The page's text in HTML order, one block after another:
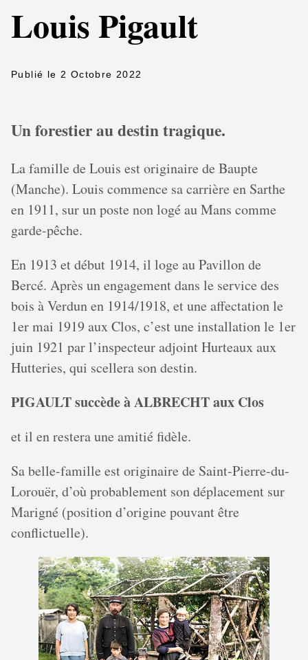
Louis Pigault
Publié le 2 Octobre 2022
Un forestier au destin tragique.
La famille de Louis est originaire de Baupte
(Manche). Louis commence sa carrière en Sarthe
en 1911, sur un poste non logé au Mans comme
garde-pêche.
En 1913 et début 1914, il loge au Pavillon de
Bercé. Après un engagement dans le service des
bois à Verdun en 1914/1918, et une affectation le
1er mai 1919 aux Clos, c’est une installation le 1er
juin 1921 par l’inspecteur adjoint Hurteaux aux
Hutteries, qui scellera son destin.
PIGAULT succède à ALBRECHT aux Clos
et il en restera une amitié fidèle.
Sa belle-famille est originaire de Saint-Pierre-du-
Lorouër, d’où probablement son déplacement sur
Marigné (position d’origine pouvant être
conflictuelle).